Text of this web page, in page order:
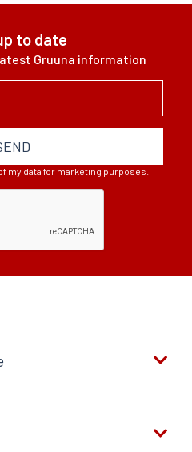
to date
Gruuna information
my data for marketing purposes.